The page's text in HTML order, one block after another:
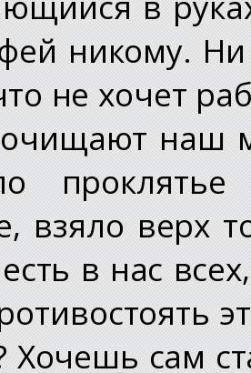
никому.
не хочет
наш
взяло верх
в нас
Хочешь сам